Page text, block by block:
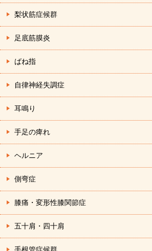
梨状筋症候群
足底筋膜炎
ばね指
自律神経失調症
耳鳴り
手足の痺れ
ヘルニア
側弯症
膝痛・変形性膝関節症
五十肩・四十肩
手根管症候群